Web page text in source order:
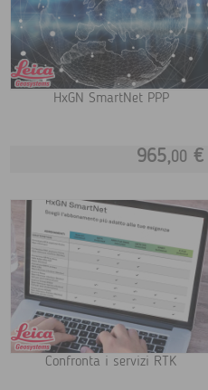
HxGN SmartNet PPP
965,00 €
Confronta i servizi RTK